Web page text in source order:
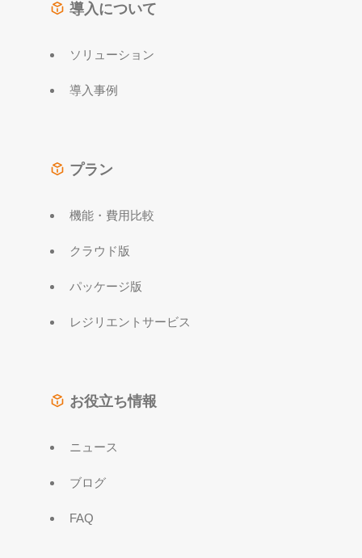
導入について
ソリューション
導入事例
プラン
機能・費用比較
クラウド版
パッケージ版
レジリエントサービス
お役立ち情報
ニュース
ブログ
FAQ